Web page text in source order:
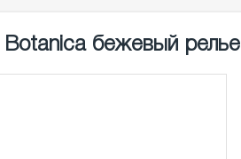
Botanica бежевый